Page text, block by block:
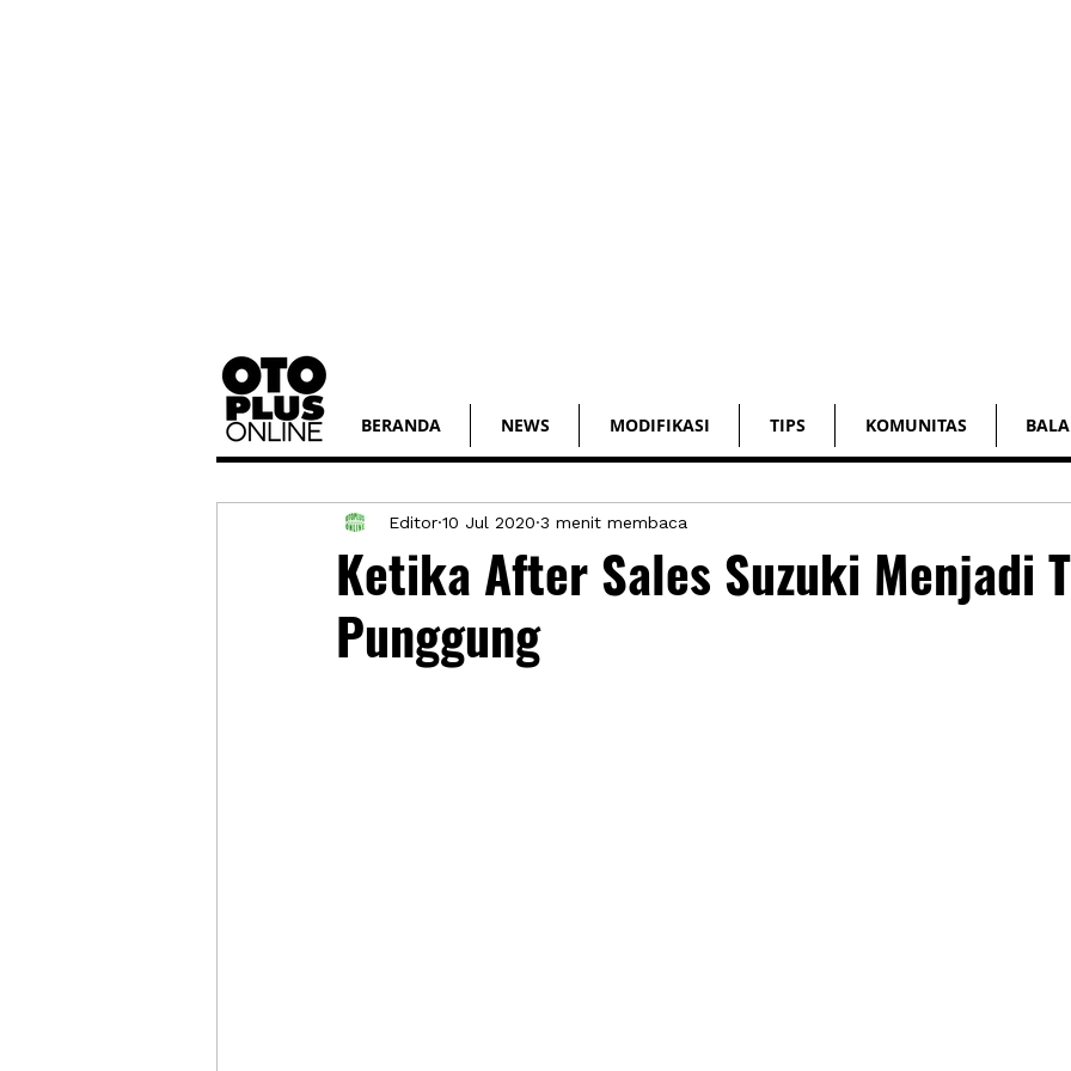
BERANDA NEWS MODIFIKASI TIPS KOMUNITAS
Ketika After Sales Suzuki Menjadi
Punggung
Editor 10 Jul 2020 3 menit membaca